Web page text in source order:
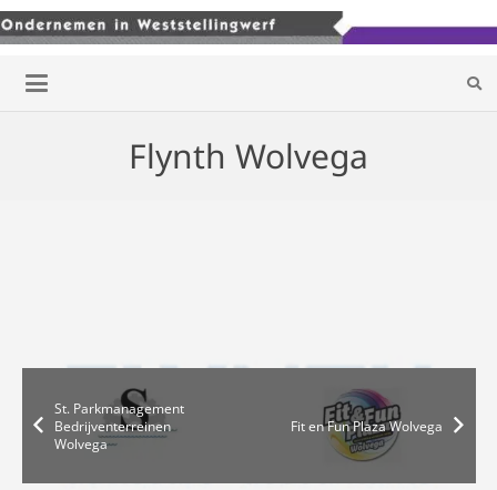
Flynth Wolvega
St. Parkmanagement
Bedrijventerreinen
Wolvega
Fit en Fun Plaza Wolvega